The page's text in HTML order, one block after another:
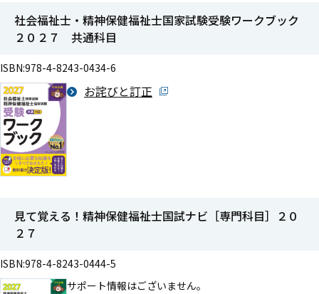
社会福祉士・精神保健福祉士国家試験受験ワークブック
２０２７ 共通科目
ISBN:978-4-8243-0434-6
お詫びと訂正
見て覚える！精神保健福祉士国試ナビ［専門科目］２０
２７
ISBN:978-4-8243-0444-5
サポート情報はございません。